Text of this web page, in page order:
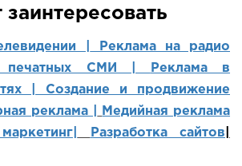
|
Реклама на радио
печатных СМИ |
Реклама в
| Создание и продвижение
реклама |
Медийная реклама
Разработка сайтов